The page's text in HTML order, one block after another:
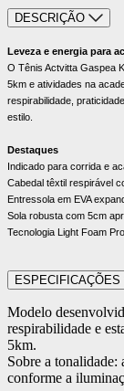
DESCRIÇÃO
Leveza e energia para
O Tênis Actvitta Gaspea
5km e atividades na
respirabilidade,
estilo.
Destaques
Indicado para corrida e
Cabedal têxtil respirável
Entressola em EVA
Sola robusta com 5cm
Tecnologia Light Foam
ESPECIFICAÇÕES
Modelo
respirabilidade e
5km.
Sobre a tonalidade:
conforme a